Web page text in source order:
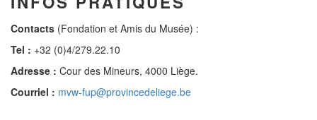
Contacts (Fondation et Amis du Musée) :
Tel : +32 (0)4/279.22.10
Adresse : Cour des Mineurs, 4000 Liège.
Courriel : mvw-fup@provincedeliege.be